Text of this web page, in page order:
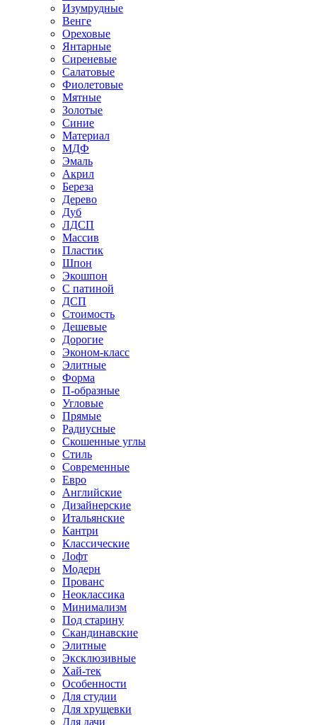
Изумрудные
Венге
Ореховые
Янтарные
Сиреневые
Салатовые
Фиолетовые
Мятные
Золотые
Синие
Материал
МДФ
Эмаль
Акрил
Береза
Дерево
Дуб
ЛДСП
Массив
Пластик
Шпон
Экошпон
С патиной
ДСП
Стоимость
Дешевые
Дорогие
Эконом-класс
Элитные
Форма
П-образные
Угловые
Прямые
Радиусные
Скошенные углы
Стиль
Современные
Евро
Английские
Дизайнерские
Итальянские
Кантри
Классические
Лофт
Модерн
Прованс
Неоклассика
Минимализм
Под старину
Скандинавские
Элитные
Эксклюзивные
Хай-тек
Особенности
Для студии
Для хрущевки
Для дачи